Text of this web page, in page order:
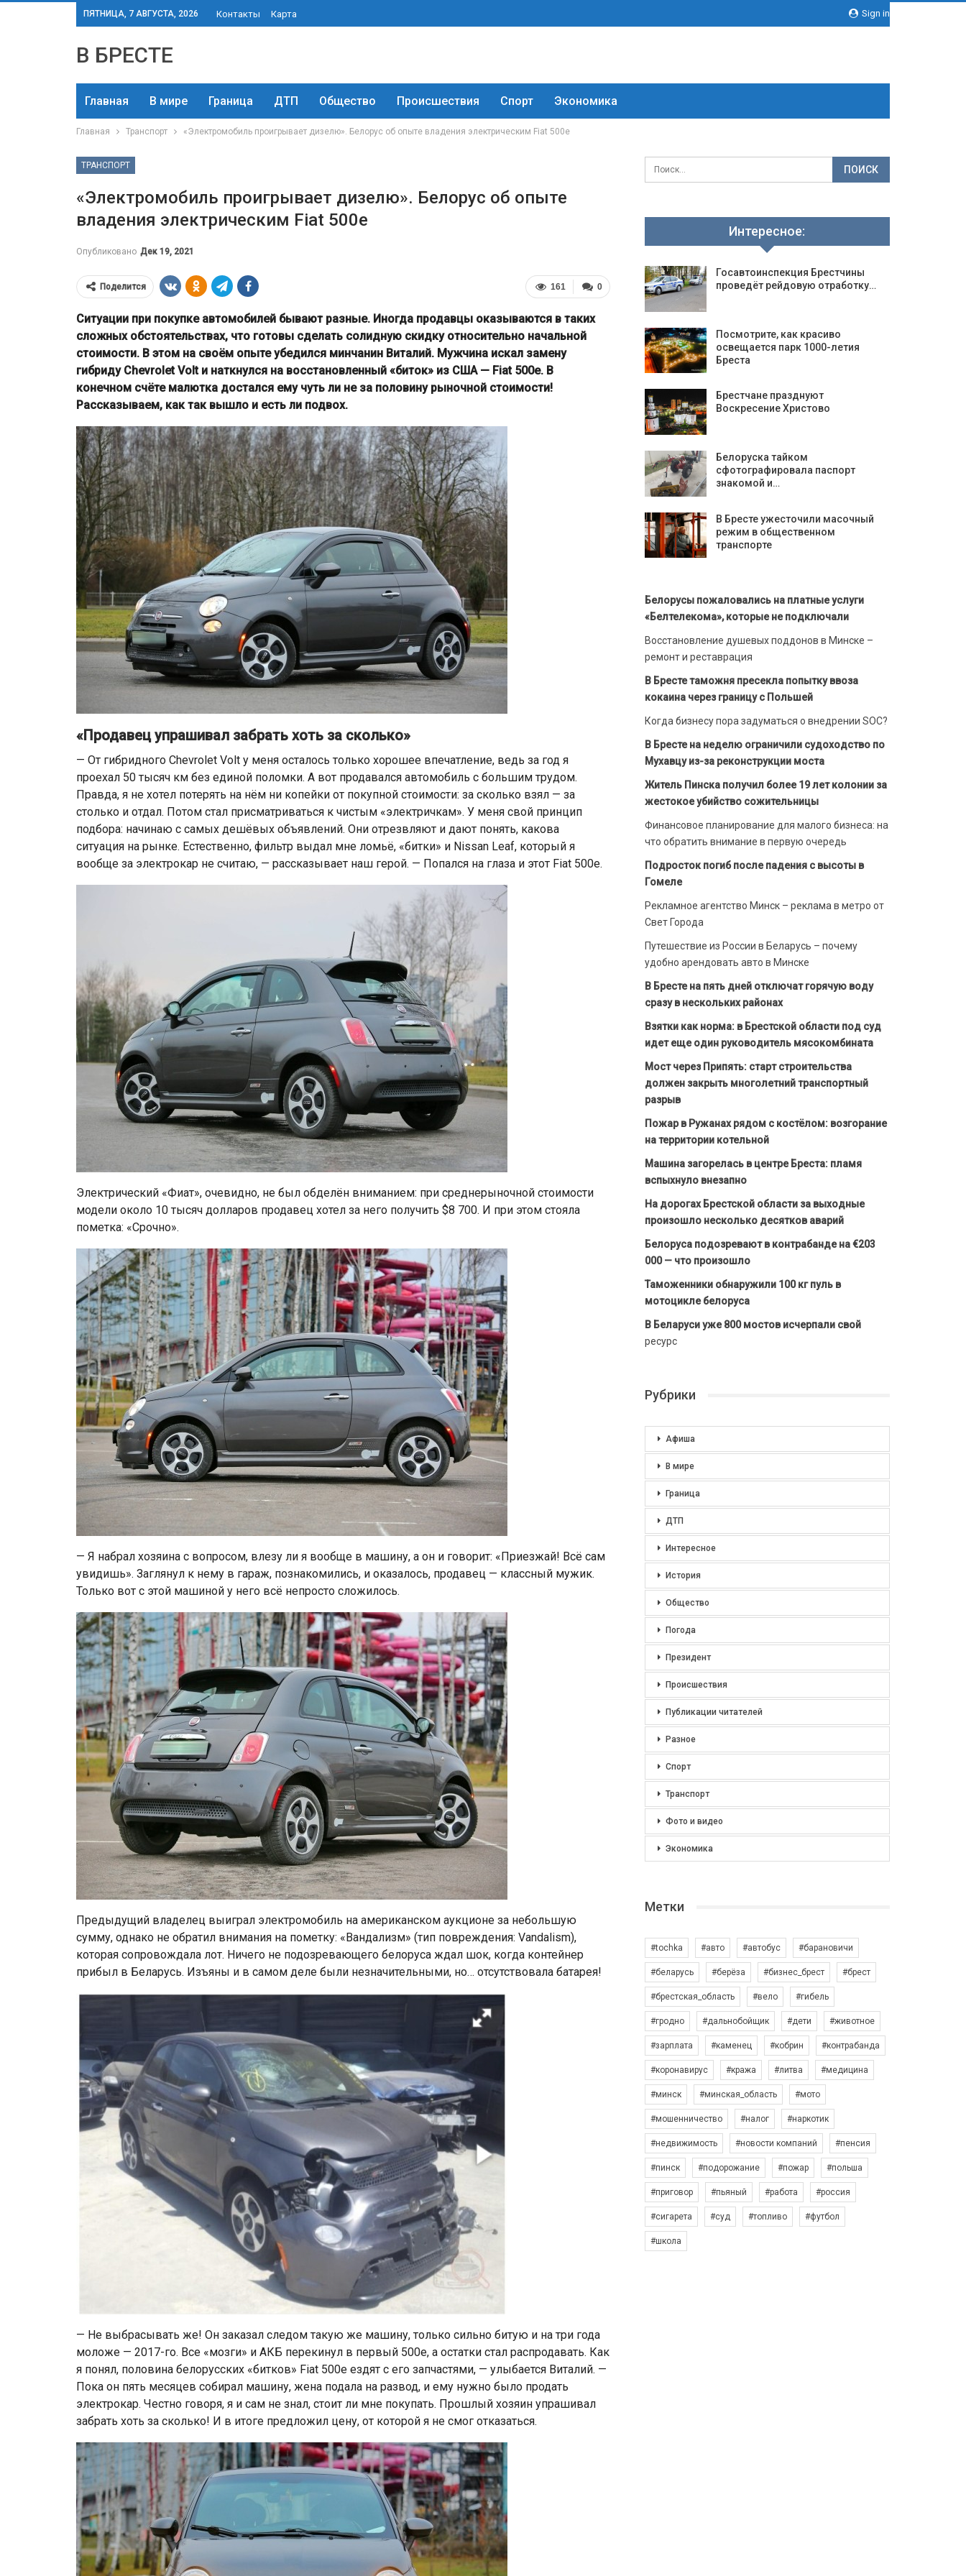
Sign in
ПЯТНИЦА, 7 АВГУСТА, 2026 Контакты Карта
В БРЕСТЕ
Главная В мире Граница ДТП Общество Происшествия Спорт Экономика
Главная Транспорт «Электромобиль проигрывает дизелю». Белорус об опыте владения электрическим Fiat 500e
ТРАНСПОРТ
«Электромобиль проигрывает дизелю». Белорус об опыте
владения электрическим Fiat 500e
Опубликовано Дек 19, 2021
0
161
Поделится
Ситуации при покупке автомобилей бывают разные. Иногда продавцы оказываются в таких
сложных обстоятельствах, что готовы сделать солидную скидку относительно начальной
стоимости. В этом на своём опыте убедился минчанин Виталий. Мужчина искал замену
гибриду Chevrolet Volt и наткнулся на восстановленный «биток» из США — Fiat 500e. В
конечном счёте малютка достался ему чуть ли не за половину рыночной стоимости!
Рассказываем, как так вышло и есть ли подвох.
«Продавец упрашивал забрать хоть за сколько»
— От гибридного Chevrolet Volt у меня осталось только хорошее впечатление, ведь за год я
проехал 50 тысяч км без единой поломки. А вот продавался автомобиль с большим трудом.
Правда, я не хотел потерять на нём ни копейки от покупной стоимости: за сколько взял — за
столько и отдал. Потом стал присматриваться к чистым «электричкам». У меня свой принцип
подбора: начинаю с самых дешёвых объявлений. Они отрезвляют и дают понять, какова
ситуация на рынке. Естественно, фильтр выдал мне ломьё, «битки» и Nissan Leaf, который я
вообще за электрокар не считаю, — рассказывает наш герой. — Попался на глаза и этот Fiat 500e.
Электрический «Фиат», очевидно, не был обделён вниманием: при среднерыночной стоимости
модели около 10 тысяч долларов продавец хотел за него получить $8 700. И при этом стояла
пометка: «Срочно».
— Я набрал хозяина с вопросом, влезу ли я вообще в машину, а он и говорит: «Приезжай! Всё сам
увидишь». Заглянул к нему в гараж, познакомились, и оказалось, продавец — классный мужик.
Только вот с этой машиной у него всё непросто сложилось.
Предыдущий владелец выиграл электромобиль на американском аукционе за небольшую
сумму, однако не обратил внимания на пометку: «Вандализм» (тип повреждения: Vandalism),
которая сопровождала лот. Ничего не подозревающего белоруса ждал шок, когда контейнер
прибыл в Беларусь. Изъяны и в самом деле были незначительными, но… отсутствовала батарея!
— Не выбрасывать же! Он заказал следом такую же машину, только сильно битую и на три года
моложе — 2017-го. Все «мозги» и АКБ перекинул в первый 500е, а остатки стал распродавать. Как
я понял, половина белорусских «битков» Fiat 500e ездят с его запчастями, — улыбается Виталий. —
Пока он пять месяцев собирал машину, жена подала на развод, и ему нужно было продать
электрокар. Честно говоря, я и сам не знал, стоит ли мне покупать. Прошлый хозяин упрашивал
забрать хоть за сколько! И в итоге предложил цену, от которой я не смог отказаться.
Интересное:
Госавтоинспекция Брестчины
проведёт рейдовую отработку…
Посмотрите, как красиво
освещается парк 1000-летия
Бреста
Брестчане празднуют
Воскресение Христово
Белоруска тайком
сфотографировала паспорт
знакомой и…
В Бресте ужесточили масочный
режим в общественном
транспорте
Белорусы пожаловались на платные услуги
«Белтелекома», которые не подключали
Восстановление душевых поддонов в Минске –
ремонт и реставрация
В Бресте таможня пресекла попытку ввоза
кокаина через границу с Польшей
Когда бизнесу пора задуматься о внедрении SOC?
В Бресте на неделю ограничили судоходство по
Мухавцу из-за реконструкции моста
Житель Пинска получил более 19 лет колонии за
жестокое убийство сожительницы
Финансовое планирование для малого бизнеса: на
что обратить внимание в первую очередь
Подросток погиб после падения с высоты в
Гомеле
Рекламное агентство Минск – реклама в метро от
Свет Города
Путешествие из России в Беларусь – почему
удобно арендовать авто в Минске
В Бресте на пять дней отключат горячую воду
сразу в нескольких районах
Взятки как норма: в Брестской области под суд
идет еще один руководитель мясокомбината
Мост через Припять: старт строительства
должен закрыть многолетний транспортный
разрыв
Пожар в Ружанах рядом с костёлом: возгорание
на территории котельной
Машина загорелась в центре Бреста: пламя
вспыхнуло внезапно
На дорогах Брестской области за выходные
произошло несколько десятков аварий
Белоруса подозревают в контрабанде на €203
000 — что произошло
Таможенники обнаружили 100 кг пуль в
мотоцикле белоруса
В Беларуси уже 800 мостов исчерпали свой
ресурс
Рубрики
Афиша
В мире
Граница
ДТП
Интересное
История
Общество
Погода
Президент
Происшествия
Публикации читателей
Разное
Спорт
Транспорт
Фото и видео
Экономика
Метки
#tochka #авто #автобус #барановичи
#беларусь #берёза #бизнес_брест #брест
#брестская_область #вело #гибель
#гродно #дальнобойщик #дети #животное
#зарплата #каменец #кобрин #контрабанда
#коронавирус #кража #литва #медицина
#минск #минская_область #мото
#мошенничество #налог #наркотик
#недвижимость #новости компаний #пенсия
#пинск #подорожание #пожар #польша
#приговор #пьяный #работа #россия
#сигарета #суд #топливо #футбол
#школа